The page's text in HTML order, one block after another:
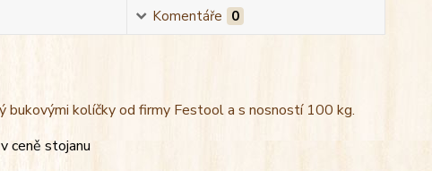
Komentáře 0
bukovými kolíčky od firmy Festool a s nosností 100 kg.
ceně stojanu